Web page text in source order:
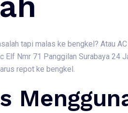
tapi malas ke bengkel? Atau
Elf Nmr 71 Panggilan Surabaya 24
repot ke bengkel.